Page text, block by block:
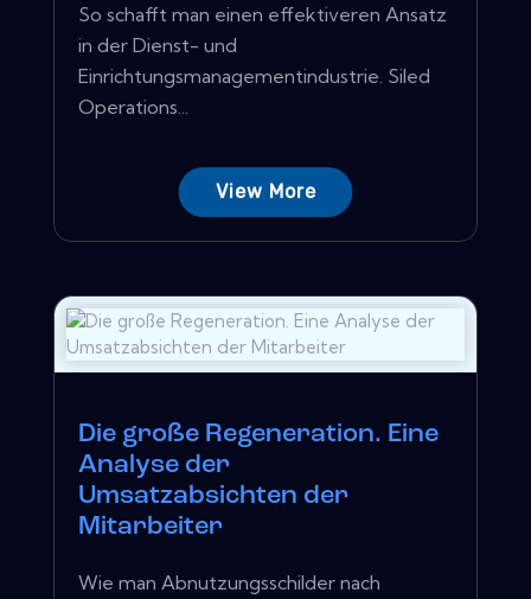
So schafft man einen effektiveren Ansatz
in der Dienst- und
Einrichtungsmanagementindustrie. Siled
Operations...
View More
Die große Regeneration. Eine
Analyse der
Umsatzabsichten der
Mitarbeiter
Wie man Abnutzungsschilder nach